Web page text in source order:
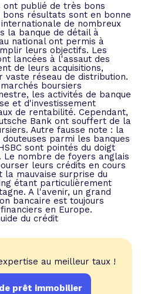
ont publié de très bons
résultats sont en bonne
de nombreux
la banque de détail à
national ont permis à
leurs objectifs. Les
lancées à l'assaut des
de leurs acquisitions,
vaste réseau de distribution.
boursiers
les activités de banque
et d'investissement
de rentabilité. Cependant,
Bank ont souffert de la
Autre fausse note : la
parmi les banques
sont pointés du doigt
nombre de foyers anglais
leurs crédits en cours
la mauvaise surprise du
étant particulièrement
A l'avenir, un grand
bancaire est toujours
en Europe.
du crédit
au meilleur taux !
prêt immobilier